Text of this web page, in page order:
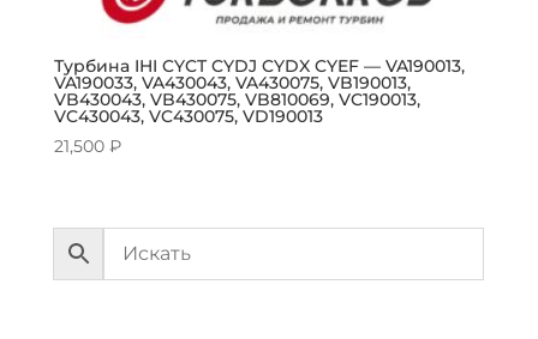
Турбина IHI CYCT CYDJ CYDX CYEF — VA190013,
VA190033, VA430043, VA430075, VB190013,
VB430043, VB430075, VB810069, VC190013,
VC430043, VC430075, VD190013
21,500 ₽